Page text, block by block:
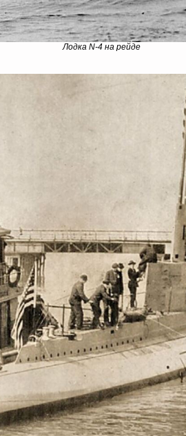
Лодка N-4 на рейде